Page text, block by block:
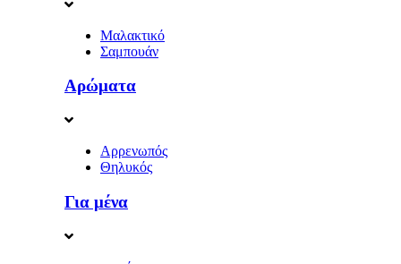
Μαλακτικό
Σαμπουάν
Αρώματα
Αρρενωπός
Θηλυκός
Για μένα